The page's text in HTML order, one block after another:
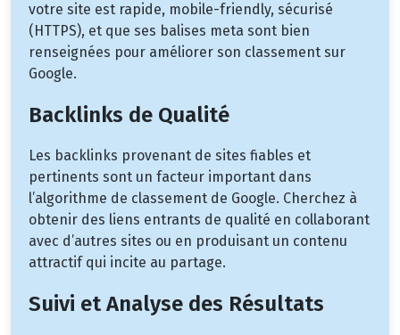
votre site est rapide, mobile-friendly, sécurisé
(HTTPS), et que ses balises meta sont bien
renseignées pour améliorer son classement sur
Google.
Backlinks de Qualité
Les backlinks provenant de sites fiables et
pertinents sont un facteur important dans
l’algorithme de classement de Google. Cherchez à
obtenir des liens entrants de qualité en collaborant
avec d’autres sites ou en produisant un contenu
attractif qui incite au partage.
Suivi et Analyse des Résultats